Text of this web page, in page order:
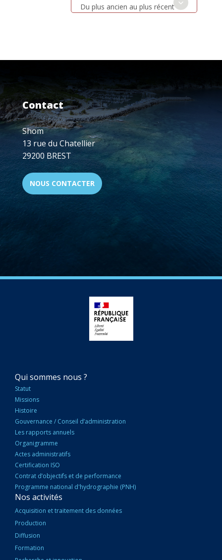
Du plus ancien au plus récent
Contact
Shom
13 rue du Chatellier
29200 BREST
NOUS CONTACTER
NAVIGATION
PRINCIPALE
Qui sommes nous ?
Statut
Missions
Histoire
Gouvernance / Conseil d’administration
Les rapports annuels
Organigramme
Actes administratifs
Certification ISO
Contrat d’objectifs et de performance
Programme national d'hydrographie (PNH)
Nos activités
Acquisition et traitement des données
Production
Diffusion
Formation